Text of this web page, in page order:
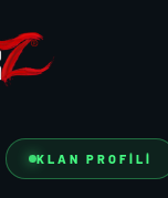
KLAN PROFILI